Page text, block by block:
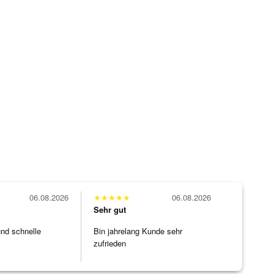
schnelle
06.08.2026 ★★★★★
Sehr gut
Bin jahrelang Kunde sehr
zufrieden
06.08.2026